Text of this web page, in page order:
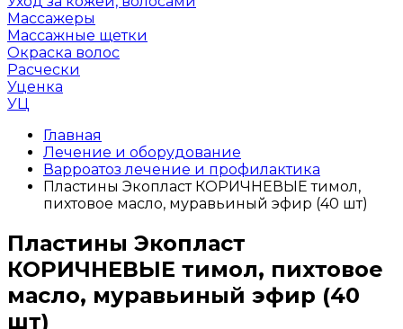
Массажеры
Массажные щетки
Окраска волос
Расчески
Уценка
УЦ
Главная
Лечение и оборудование
Варроатоз лечение и профилактика
Пластины Экопласт КОРИЧНЕВЫЕ тимол,
пихтовое масло, муравьиный эфир (40 шт)
Пластины Экопласт
КОРИЧНЕВЫЕ тимол, пихтовое
масло, муравьиный эфир (40
шт)